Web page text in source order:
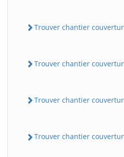
Trouver chantier
Trouver chantier
Trouver chantier
Trouver chantier